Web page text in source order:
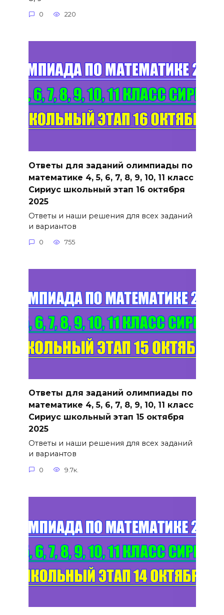
0 220
Ответы для заданий олимпиады по
математике 4, 5, 6, 7, 8, 9, 10, 11 класс
Сириус школьный этап 16 октября
2025
Ответы и наши решения для всех заданий
и вариантов
0 755
Ответы для заданий олимпиады по
математике 4, 5, 6, 7, 8, 9, 10, 11 класс
Сириус школьный этап 15 октября
2025
Ответы и наши решения для всех заданий
и вариантов
0 9.7к.